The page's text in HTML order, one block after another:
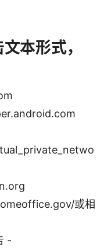
本形式，
或相
-